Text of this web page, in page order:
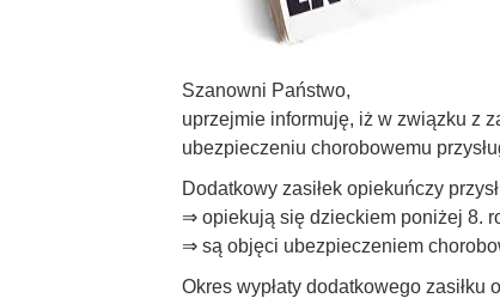
Szanowni Państwo,
uprzejmie informuję, iż w związku z
ubezpieczeniu chorobowemu
Dodatkowy zasiłek opiekuńczy
⇒ opiekują się dzieckiem poniżej 8.
⇒ są objęci ubezpieczeniem
Okres wypłaty dodatkowego